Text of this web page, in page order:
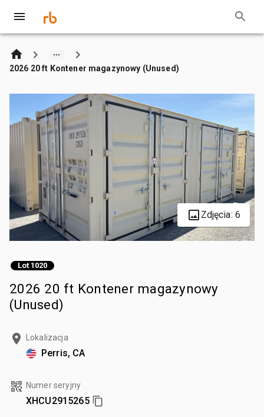
2026 20 ft Kontener magazynowy (Unused)
Zdjęcia: 6
Lot 1020
2026 20 ft Kontener magazynowy
(Unused)
Lokalizacja
Perris, CA
Numer seryjny
XHCU2915265